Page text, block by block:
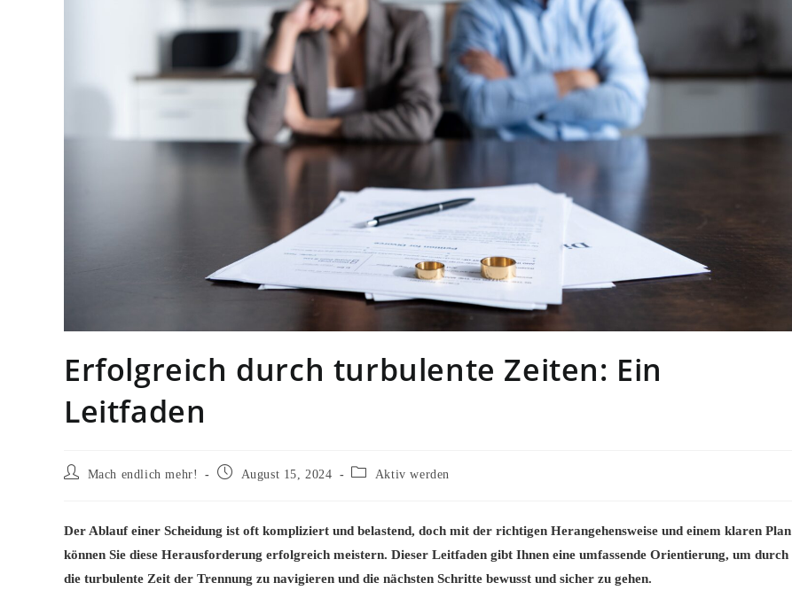
Erfolgreich durch turbulente Zeiten: Ein
Leitfaden
Beitrags-
Mach endlich mehr!
BeitragAugust 15, 2024
Beitrags-Aktiv werden
Der Ablauf einer Scheidung ist oft kompliziert und belastend, doch mit der richtigen Herangehensweise und einem klaren Plan
können Sie diese Herausforderung erfolgreich meistern. Dieser Leitfaden gibt Ihnen eine umfassende Orientierung, um durch
die turbulente Zeit der Trennung zu navigieren und die nächsten Schritte bewusst und sicher zu gehen.